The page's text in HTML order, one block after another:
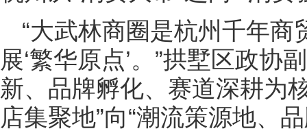
“大武林商圈是杭州千年
展‘繁华原点’。”拱墅区政协
新、品牌孵化、赛道深耕为
店集聚地”向“潮流策源地、